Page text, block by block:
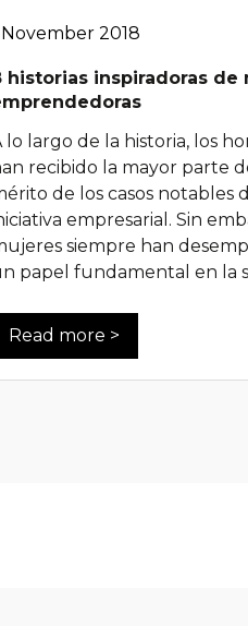
November 2018
historias inspiradoras de
lo largo de la historia, los
recibido la mayor parte
de los casos notables
empresarial. Sin
siempre han
papel fundamental en la
Read more >